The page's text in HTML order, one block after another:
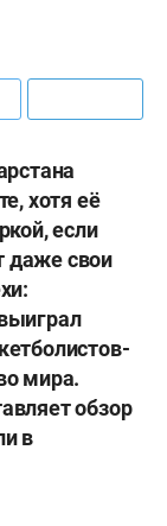
хотя её
если
даже свои
мира.
обзор
в